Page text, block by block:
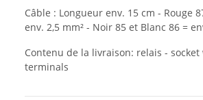
Câble : Longueur env. 15 cm - Rouge
env. 2,5 mm² - Noir 85 et Blanc 86 =
Contenu de la livraison: relais -
terminals